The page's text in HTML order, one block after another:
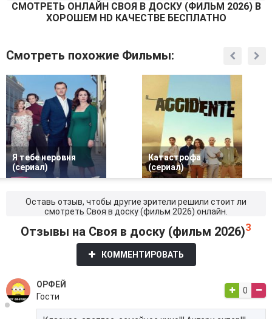
СМОТРEТЬ ОНЛАЙН СВОЯ В ДОСКУ (ФИЛЬМ 2026) В
ХОРОШЕМ HD КАЧЕСТВЕ БЕСПЛАТНО
Смотреть похожие Фильмы:
Я тебе неровня
(сериал)
Катастрофа
(сериал)
Оставь отзыв, чтобы другие зрители решили стоит ли
смотреть Своя в доску (фильм 2026) онлайн.
Отзывы на Своя в доску (фильм 2026)3
КОММЕНТИРОВАТЬ
ОРФЕЙ
Гости
0